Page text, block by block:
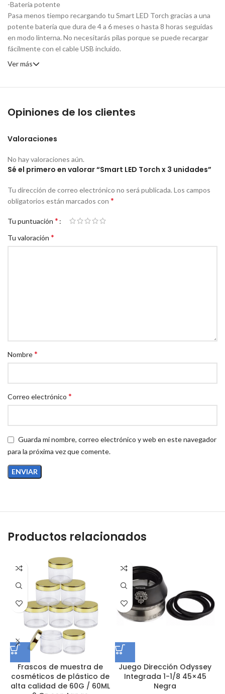
-Batería potente
Pasa menos tiempo recargando tu Smart LED Torch gracias a una
potente batería que dura de 4 a 6 meses o hasta 8 horas seguidas
en modo linterna. No necesitarás pilas porque se puede recargar
fácilmente con el cable USB incluido.
Ver más
Opiniones de los clientes
Valoraciones
No hay valoraciones aún.
Sé el primero en valorar “Smart LED Torch x 3 unidades”
Tu dirección de correo electrónico no será publicada. Los campos
obligatorios están marcados con *
Tu puntuación *
Tu valoración *
Nombre*
Correo electrónico *
Guarda mi nombre, correo electrónico y web en este navegador
para la próxima vez que comente.
Productos relacionados
Frascos de muestra de
cosméticos de plástico de
alta calidad de 60G / 60ML
Juego Dirección Odyssey
Integrada 1-1/8 45×45
Negra